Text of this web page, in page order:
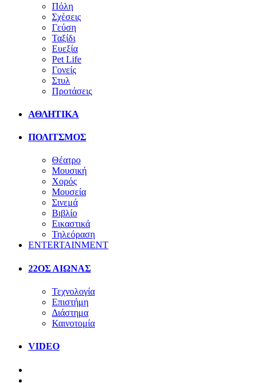
Πόλη
Σχέσεις
Γεύση
Ταξίδι
Ευεξία
Pet Life
Γονείς
Στυλ
Προτάσεις
ΑΘΛΗΤΙΚΑ
ΠΟΛΙΤΣΜΟΣ
Θέατρο
Μουσική
Χορός
Μουσεία
Σινεμά
Βιβλίο
Εικαστικά
Τηλεόραση
ENTERTAINMENT
22ΟΣ ΑΙΩΝΑΣ
Τεχνολογία
Επιστήμη
Διάστημα
Καινοτομία
VIDEO